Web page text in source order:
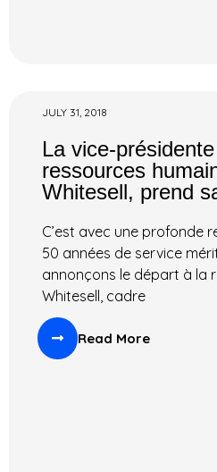
JULY 31, 2018
La vice-
ressources
Whitesell, prend
C’est avec une profonde
50 années de service
annonçons le départ à la
Whitesell, cadre
Read More